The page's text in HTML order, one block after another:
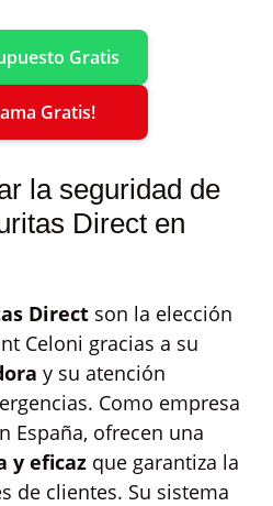
Gratis
Gratis!
la seguridad de
Direct en
Direct son la elección
Celoni gracias a su
y su atención
Como empresa
España, ofrecen una
y eficaz que garantiza la
de clientes. Su sistema